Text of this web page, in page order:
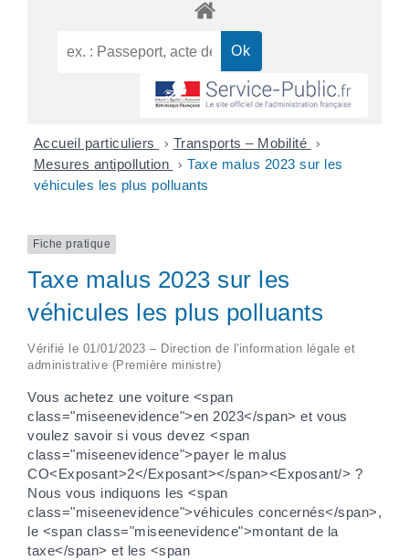
Accueil particuliers > Transports – Mobilité >
Mesures antipollution > Taxe malus 2023 sur les
véhicules les plus polluants
Fiche pratique
Taxe malus 2023 sur les
véhicules les plus polluants
Vérifié le 01/01/2023 – Direction de l'information légale et
administrative (Première ministre)
Vous achetez une voiture <span
class="miseenevidence">en 2023</span> et vous
voulez savoir si vous devez <span
class="miseenevidence">payer le malus
CO<Exposant>2</Exposant></span><Exposant/> ?
Nous vous indiquons les <span
class="miseenevidence">véhicules concernés</span>,
le <span class="miseenevidence">montant de la
taxe</span> et les <span